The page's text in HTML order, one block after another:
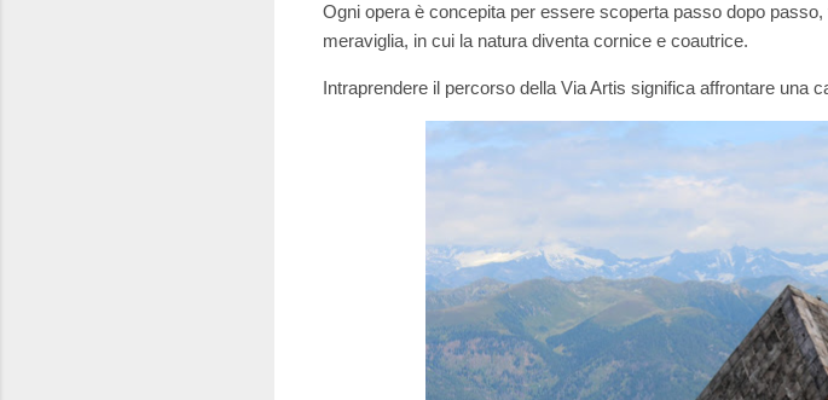
Ogni opera è concepita per essere scoperta passo dopo
meraviglia, in cui la natura diventa cornice e coautrice.
Intraprendere il percorso della Via Artis significa affrontare una